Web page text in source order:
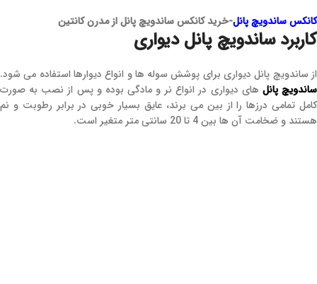
کانکس ساندویچ پانل-خرید کانکس ساندویچ پانل از مدرن کانتین
کاربرد ساندویچ پانل دیواری
از ساندویچ پانل دیواری برای پوشش سوله ها و انواع دیوارها استفاده می شود.
ساندویچ پانل های دیواری در انواع نر و مادگی بوده و پس از نصب به صورت
کامل تمامی درزها را از بین می برند، عایق بسیار خوبی در برابر رطوبت و نم
هستند و ضخامت آن ها بین 4 تا 20 سانتی متر متغیر است.